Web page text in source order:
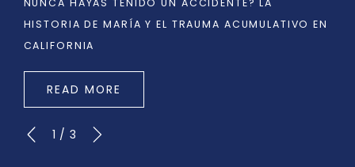
NUNCA HAYAS TENIDO UN ACCIDENTE? LA
HISTORIA DE MARÍA Y EL TRAUMA ACUMULATIVO EN
CALIFORNIA
READ MORE
1 / 3